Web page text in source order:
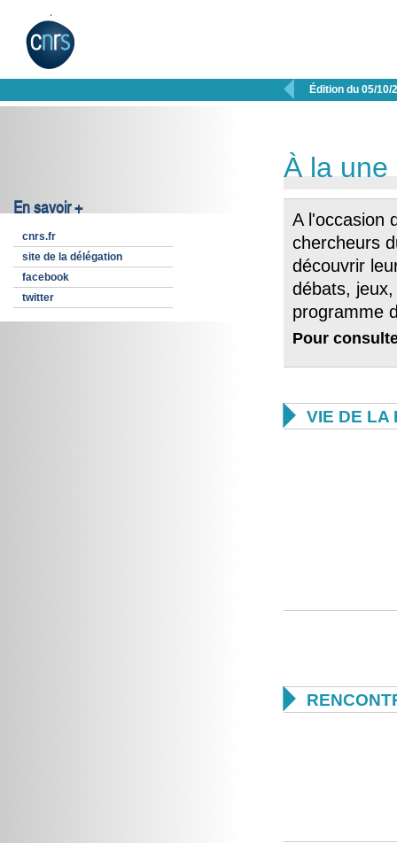
 Édition du 05/10/
En savoir +
cnrs.fr
site de la délégation
facebook
twitter
À la une
A l'occasion
chercheurs
découvrir
débats,
programme
Pour
 VIE DE LA
